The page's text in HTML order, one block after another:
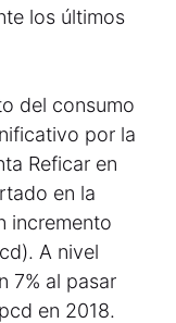
los últimos
del consumo
por la
Reficar en
en la
incremento
A nivel
7% al pasar
en 2018.